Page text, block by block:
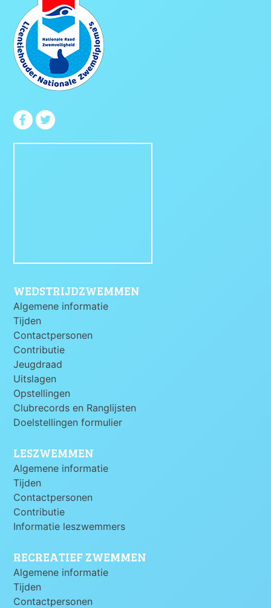
WEDSTRIJDZWEMMEN
Algemene informatie
Tijden
Contactpersonen
Contributie
Jeugdraad
Uitslagen
Opstellingen
Clubrecords en Ranglijsten
Doelstellingen formulier
LESZWEMMEN
Algemene informatie
Tijden
Contactpersonen
Contributie
Informatie leszwemmers
RECREATIEF ZWEMMEN
Algemene informatie
Tijden
Contactpersonen